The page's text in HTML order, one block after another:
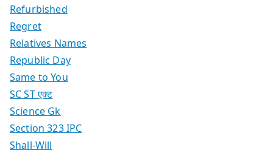
Refurbished
Regret
Relatives Names
Republic Day
Same to You
SC ST एक्ट
Science Gk
Section 323 IPC
Shall-Will